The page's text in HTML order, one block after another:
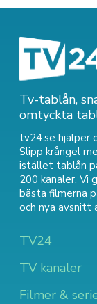
Tv-tablån,
omtyckta
tv24.se hjälper
Slipp krångel
istället tablån
200 kanaler. Vi
bästa filmerna
och nya avsnitt
TV24
TV kanaler
Filmer &